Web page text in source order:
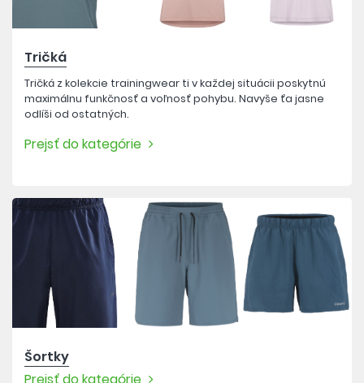
Tričká
Tričká z kolekcie trainingwear ti v každej situácii poskytnú
maximálnu funkčnosť a voľnosť pohybu. Navyše ťa jasne
odlíši od ostatných.
Prejsť do kategórie
Šortky